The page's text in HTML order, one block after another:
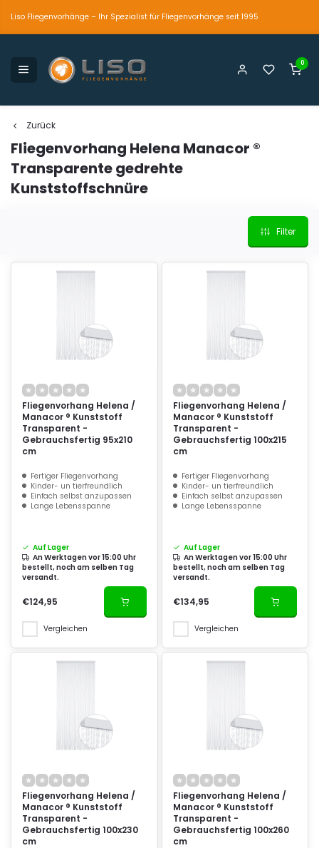
Liso Fliegenvorhänge – Ihr Spezialist für Fliegenvorhänge seit 1995
0
Zurück
Fliegenvorhang Helena Manacor ®
Transparente gedrehte
Kunststoffschnüre
Filter
Fliegenvorhang Helena /
Manacor ® Kunststoff
Transparent -
Gebrauchsfertig 95x210
cm
Fertiger Fliegenvorhang
Kinder- un tierfreundlich
Einfach selbst anzupassen
Lange Lebensspanne
Auf Lager
An Werktagen vor 15:00 Uhr
bestellt, noch am selben Tag
versandt.
€124,95
Vergleichen
Fliegenvorhang Helena /
Manacor ® Kunststoff
Transparent -
Gebrauchsfertig 100x215
cm
Fertiger Fliegenvorhang
Kinder- un tierfreundlich
Einfach selbst anzupassen
Lange Lebensspanne
Auf Lager
An Werktagen vor 15:00 Uhr
bestellt, noch am selben Tag
versandt.
€134,95
Vergleichen
Fliegenvorhang Helena /
Manacor ® Kunststoff
Transparent -
Gebrauchsfertig 100x230
cm
Fliegenvorhang Helena /
Manacor ® Kunststoff
Transparent -
Gebrauchsfertig 100x260
cm